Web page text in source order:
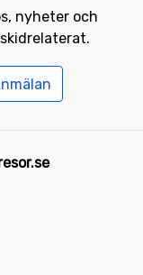
nyheter och